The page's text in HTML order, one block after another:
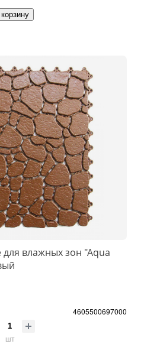
влажных зон "Aqua
4605500697000
шт